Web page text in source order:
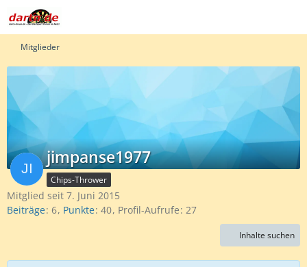
Mitglieder
jimpanse1977
Chips-Thrower
Mitglied seit 7. Juni 2015
Beiträge 6 Punkte 40 Profil-Aufrufe 27
Inhalte suchen